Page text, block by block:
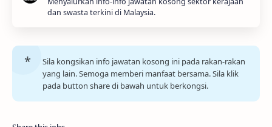
dan swasta terkini di Malaysia.
Sila kongsikan info jawatan kosong ini pada rakan-rakan
yang lain. Semoga memberi manfaat bersama. Sila klik
pada button share di bawah untuk berkongsi.